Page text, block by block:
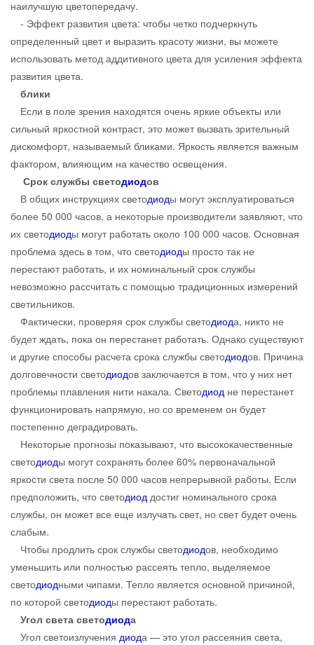
наилучшую цветопередачу.
- Эффект развития цвета: чтобы четко подчеркнуть
определенный цвет и выразить красоту жизни, вы можете
использовать метод аддитивного цвета для усиления эффекта
развития цвета.
блики
Если в поле зрения находятся очень яркие объекты или
сильный яркостной контраст, это может вызвать зрительный
дискомфорт, называемый бликами. Яркость является важным
фактором, влияющим на качество освещения.
Срок службы светодиодов
В общих инструкциях светодиоды могут эксплуатироваться
более 50 000 часов, а некоторые производители заявляют, что
их светодиоды могут работать около 100 000 часов. Основная
проблема здесь в том, что светодиоды просто так не
перестают работать, и их номинальный срок службы
невозможно рассчитать с помощью традиционных измерений
светильников.
Фактически, проверяя срок службы светодиода, никто не
будет ждать, пока он перестанет работать. Однако существуют
и другие способы расчета срока службы светодиодов. Причина
долговечности светодиодов заключается в том, что у них нет
проблемы плавления нити накала. Светодиод не перестанет
функционировать напрямую, но со временем он будет
постепенно деградировать.
Некоторые прогнозы показывают, что высококачественные
светодиоды могут сохранять более 60% первоначальной
яркости света после 50 000 часов непрерывной работы. Если
предположить, что светодиод достиг номинального срока
службы, он может все еще излучать свет, но свет будет очень
слабым.
Чтобы продлить срок службы светодиодов, необходимо
уменьшить или полностью рассеять тепло, выделяемое
светодиодными чипами. Тепло является основной причиной,
по которой светодиоды перестают работать.
Угол света светодиода
Угол светоизлучения диода — это угол рассеяния света,